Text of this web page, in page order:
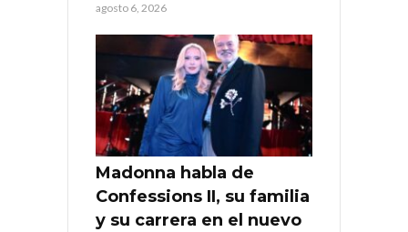
agosto 6, 2026
Madonna habla de
Confessions II, su familia
y su carrera en el nuevo